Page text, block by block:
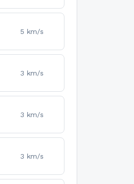
5 km/s
3 km/s
3 km/s
3 km/s